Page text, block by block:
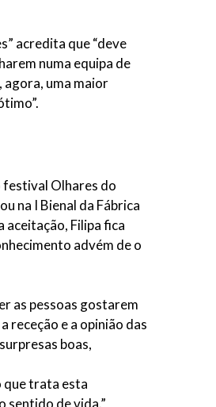
acredita que “deve
numa equipa de
agora, uma maior
festival Olhares do
na I Bienal da Fábrica
aceitação, Filipa fica
advém de o
as pessoas gostarem
receção e a opinião das
boas,
que trata esta
sentido de vida.”